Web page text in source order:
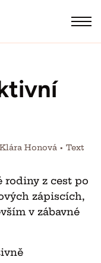
Menu
Honová • Text
z cest po
zápiscích,
v zábavné